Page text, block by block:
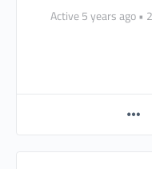
•
Active 5 years ago